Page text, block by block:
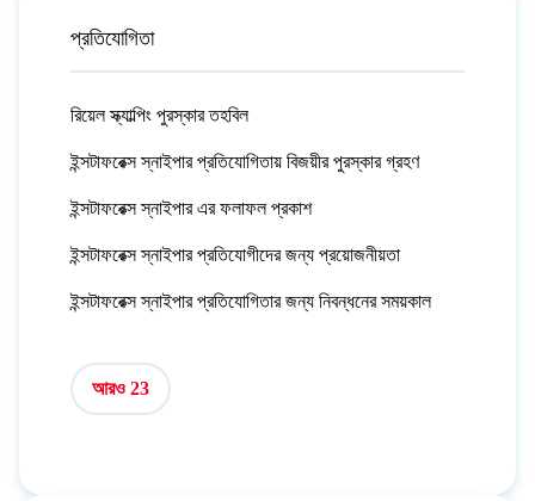
প্রতিযোগিতা
রিয়েল স্ক্যাল্পিং পুরস্কার তহবিল
ইন্সটাফরেক্স স্নাইপার প্রতিযোগিতায় বিজয়ীর পুরস্কার গ্রহণ
ইন্সটাফরেক্স স্নাইপার এর ফলাফল প্রকাশ
ইন্সটাফরেক্স স্নাইপার প্রতিযোগীদের জন্য প্রয়োজনীয়তা
ইন্সটাফরেক্স স্নাইপার প্রতিযোগিতার জন্য নিবন্ধনের সময়কাল
আরও 23